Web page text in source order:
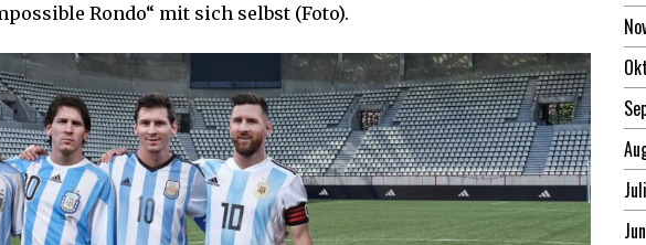
Rondo“ mit sich selbst (Foto).